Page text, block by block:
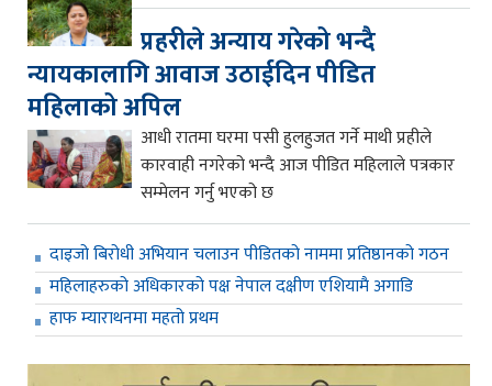
प्रहरीले अन्याय गरेको भन्दै
न्यायकालागि आवाज उठाईदिन पीडित
महिलाको अपिल
आधी रातमा घरमा पसी हुलहुजत गर्ने माथी प्रहीले
कारवाही नगरेको भन्दै आज पीडित महिलाले पत्रकार
सम्मेलन गर्नु भएको छ
दाइजो बिरोधी अभियान चलाउन पीडितको नाममा प्रतिष्ठानको गठन
महिलाहरुको अधिकारको पक्ष नेपाल दक्षीण एशियामै अगाडि
हाफ म्याराथनमा महतो प्रथम